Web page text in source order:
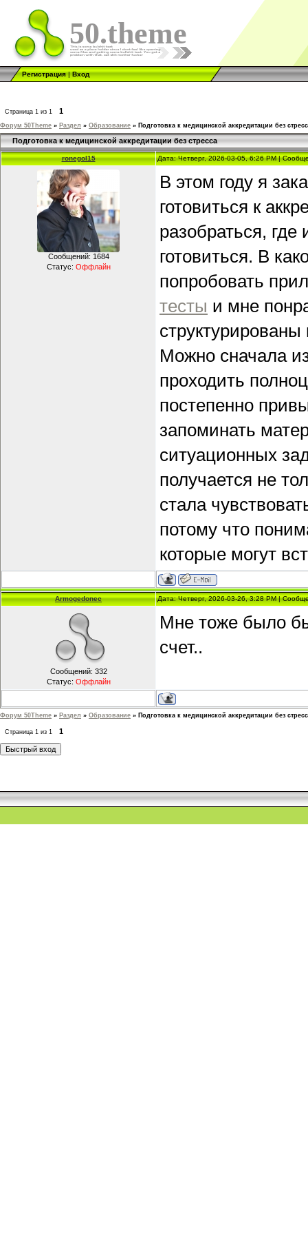
50.theme
Регистрация|Вход
Страница 1 из 1 1
Форум 50Theme » Раздел » Образование » Подготовка к медицинской аккредитации без
Подготовка к медицинской аккредитации без стресса
ronegol15 Дата: Четверг, 2026-03-05, 6:26 PM |
Сообщений: 1684
Статус: Оффлайн
В этом году я
готовиться к
разобраться,
готовиться. В
попробовать
тесты и мне
Можно сначала
проходить
постепенно
запоминать
ситуационных
получается не
стала
потому что
которые могут
Armogedonec Дата: Четверг, 2026-03-26, 3:28 PM |
Сообщений: 332
Статус: Оффлайн
Мне тоже было
счет..
Форум 50Theme » Раздел » Образование » Подготовка к медицинской аккредитации без
Страница 1 из 1 1